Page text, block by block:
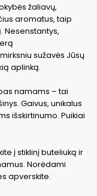
žaliavų,
aromatus, taip
Nesenstantys,
sužavės Jūsų
aplinką.
namams – tai
Gaivus, unikalus
išskirtinumo. Puikiai
į stiklinį buteliuką ir
Norėdami
apverskite.